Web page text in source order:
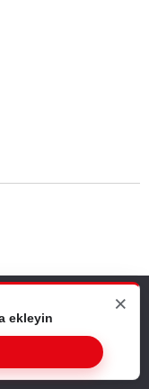
için çerezleri
bunu kabul
ekleyin
×